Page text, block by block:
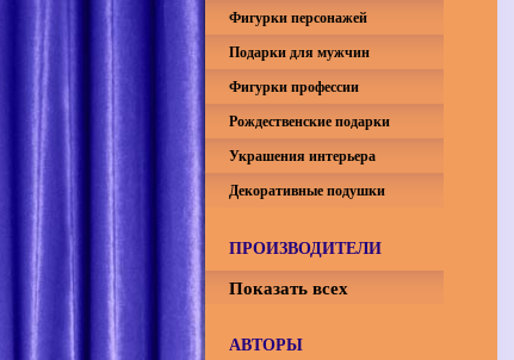
Фигурки персонажей
Подарки для мужчин
Фигурки профессии
Рождественские подарки
Украшения интерьера
Декоративные подушки
ПРОИЗВОДИТЕЛИ
Показать всех
АВТОРЫ